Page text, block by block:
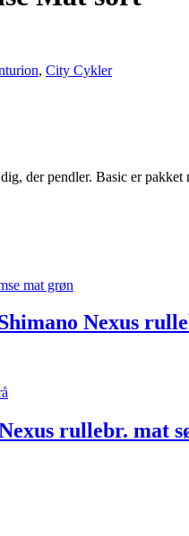
, City Cykler
der pendler. Basic er
Nexus
rullebr. mat